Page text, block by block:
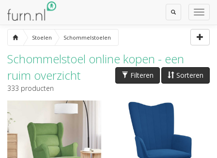
Toggle
Search
Stoelen Schommelstoelen
Schommelstoel online kopen - een
ruim overzicht
Sorteren
Filteren
333 producten